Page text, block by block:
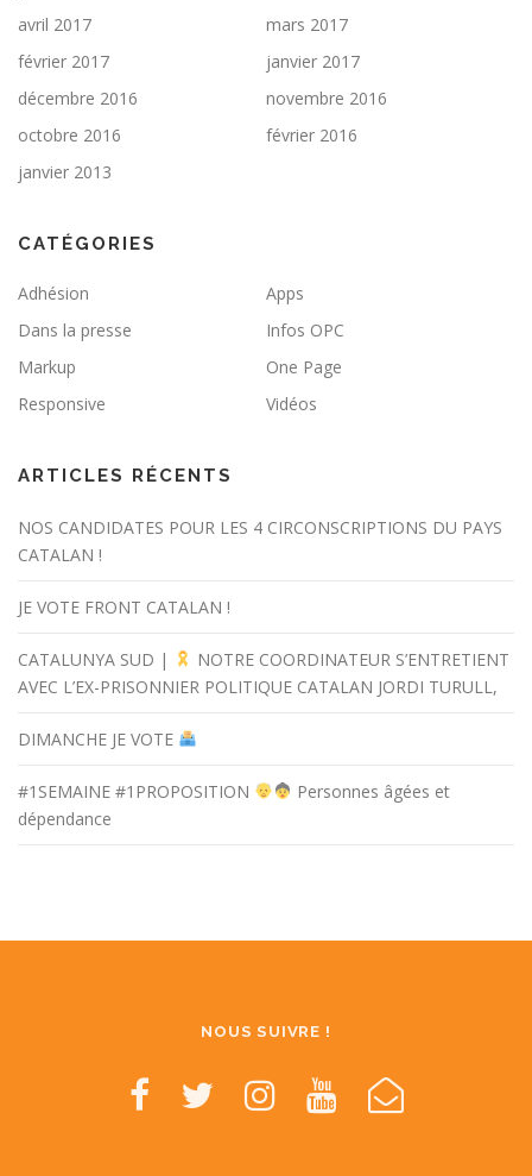
avril 2017
mars 2017
février 2017
janvier 2017
décembre 2016
novembre 2016
octobre 2016
février 2016
janvier 2013
CATÉGORIES
Adhésion
Apps
Dans la presse
Infos OPC
Markup
One Page
Responsive
Vidéos
ARTICLES RÉCENTS
NOS CANDIDATES POUR LES 4 CIRCONSCRIPTIONS DU PAYS
CATALAN !
JE VOTE FRONT CATALAN !
CATALUNYA SUD |
NOTRE COORDINATEUR S’ENTRETIENT
AVEC L’EX-PRISONNIER POLITIQUE CATALAN JORDI TURULL,
DIMANCHE JE VOTE
#1SEMAINE #1PROPOSITION
Personnes âgées et
dépendance
NOUS SUIVRE !